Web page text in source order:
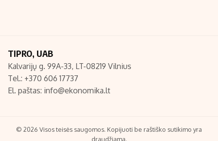
Redakcija
Turinio žymėjimo taisyklės
TIPRO, UAB
Kalvarijų g. 99A-33, LT-08219 Vilnius
Tel.: +370 606 17737
El. paštas: info@ekonomika.lt
© 2026 Visos teisės saugomos. Kopijuoti be raštiško sutikimo yra
draudžiama.